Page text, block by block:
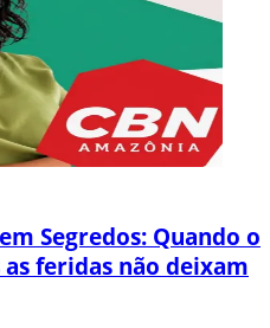
Segredos: Quando o
feridas não deixam